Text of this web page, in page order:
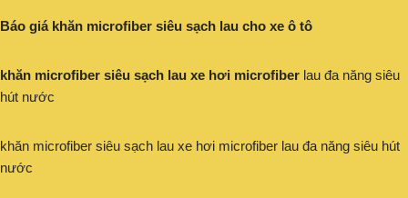
Báo giá khăn microfiber siêu sạch lau cho xe ô tô
khăn microfiber siêu sạch lau xe hơi microfiber lau đa năng siêu
hút nước
khăn microfiber siêu sạch lau xe hơi microfiber lau đa năng siêu hút
nước